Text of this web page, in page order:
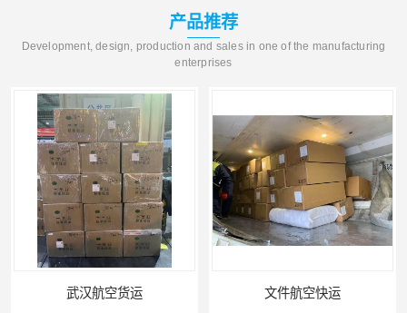
产品推荐
Development, design, production and sales in one of the manufacturing
enterprises
文件航空快运 专业空运公司